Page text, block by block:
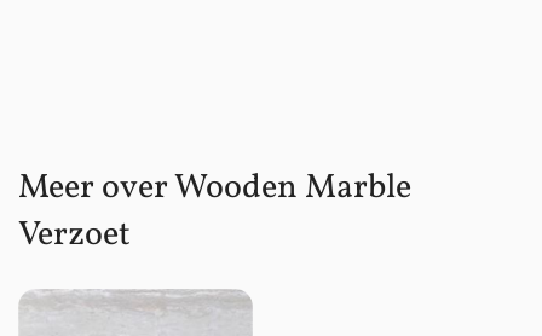
Meer over Wooden Marble
Verzoet